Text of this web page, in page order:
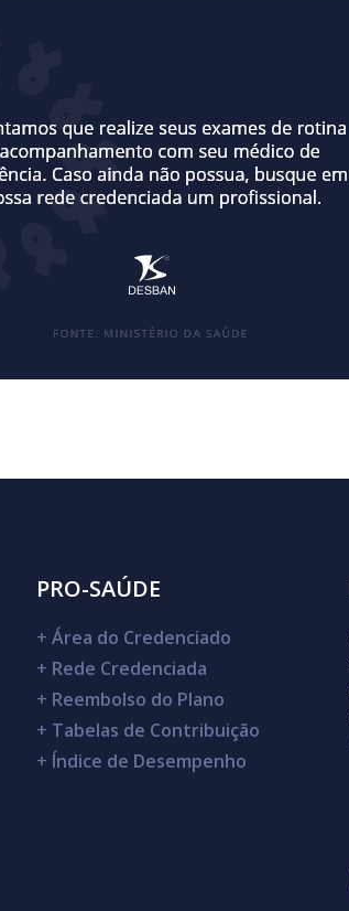
PRO-SAÚDE
+Área do Credenciado
+ Rede Credenciada
+ Reembolso do Plano
+ Tabelas de Contribuição
+ Índice de Desempenho